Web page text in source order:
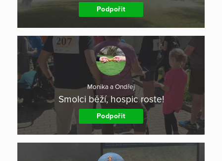
Podpořit
Monika a Ondřej
Smolci běží, hospic roste!
Podpořit